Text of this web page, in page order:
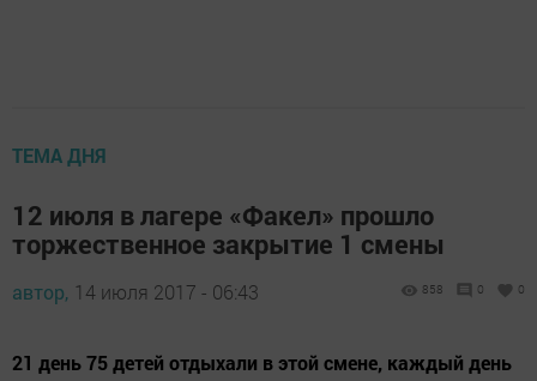
ТЕМА ДНЯ
12 июля в лагере «Факел» прошло
торжественное закрытие 1 смены
автор, 14 июля 2017 - 06:43 858 0 0
21 день 75 детей отдыхали в этой смене, каждый день